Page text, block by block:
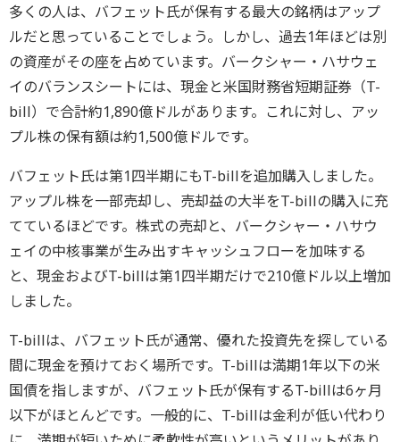
多くの人は、バフェット氏が保有する最大の銘柄はアップ
ルだと思っていることでしょう。しかし、過去1年ほどは別
の資産がその座を占めています。バークシャー・ハサウェ
イのバランスシートには、現金と米国財務省短期証券（T-
bill）で合計約1,890億ドルがあります。これに対し、アッ
プル株の保有額は約1,500億ドルです。
バフェット氏は第1四半期にもT-billを追加購入しました。
アップル株を一部売却し、売却益の大半をT-billの購入に充
てているほどです。株式の売却と、バークシャー・ハサウ
ェイの中核事業が生み出すキャッシュフローを加味する
と、現金およびT-billは第1四半期だけで210億ドル以上増加
しました。
T-billは、バフェット氏が通常、優れた投資先を探している
間に現金を預けておく場所です。T-billは満期1年以下の米
国債を指しますが、バフェット氏が保有するT-billは6ヶ月
以下がほとんどです。一般的に、T-billは金利が低い代わり